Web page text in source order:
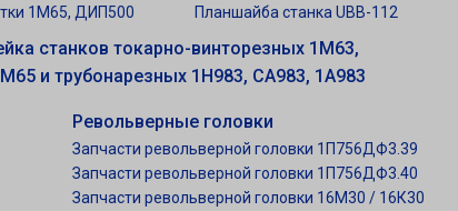
1М65, ДИП500
станков токарно-винторезных 1М63,
и трубонарезных 1Н983, СА983, 1А983
Планшайба станка UBB-112
Револьверные головки
Запчасти револьверной головки 1П756ДФ3.39
Запчасти револьверной головки 1П756ДФ3.40
Запчасти револьверной головки 16М30 / 16К30